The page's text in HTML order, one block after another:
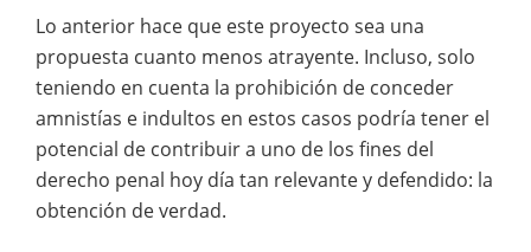
Lo anterior hace que este proyecto sea una
propuesta cuanto menos atrayente. Incluso, solo
teniendo en cuenta la prohibición de conceder
amnistías e indultos en estos casos podría tener el
potencial de contribuir a uno de los fines del
derecho penal hoy día tan relevante y defendido: la
obtención de verdad.